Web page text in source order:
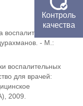
- М.:
воспалительных
для врачей:
2009.
Контроль
качества